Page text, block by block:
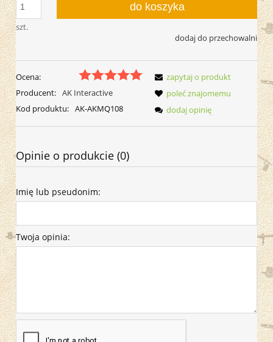
szt.
do koszyka
dodaj do przechowalni
Ocena:
Producent: AK Interactive
Kod produktu: AK-AKMQ108
zapytaj o produkt
poleć znajomemu
dodaj opinię
Opinie o produkcie (0)
Imię lub pseudonim:
Twoja opinia: